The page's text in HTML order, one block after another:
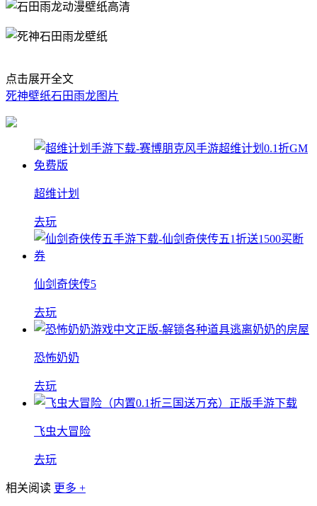
点击展开全文
死神壁纸石田雨龙图片
超维计划
去玩
仙剑奇侠传5
去玩
恐怖奶奶
去玩
飞虫大冒险
去玩
相关阅读 更多 +